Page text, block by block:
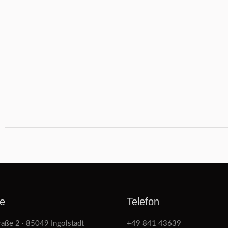
2 · 85049 Ingolstadt
Telefon
+49 841 43639